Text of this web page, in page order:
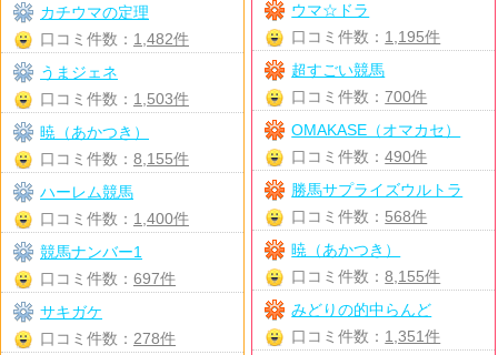
ウマ☆ドラ
口コミ件数： 1,195件
超すごい競馬
口コミ件数：700件
OMAKASE（オマカセ）
口コミ件数：490件
勝馬サプライズウルトラ
口コミ件数： 568件
暁（あかつき）
口コミ件数：8,155件
みどりの的中らんど
口コミ件数： 1,351件
カチウマの定理
口コミ件数： 1,482件
うまジェネ
口コミ件数： 1,503件
暁（あかつき）
口コミ件数： 8,155件
ハーレム競馬
口コミ件数： 1,400件
競馬ナンバー1
口コミ件数： 697件
サキガケ
口コミ件数： 278件